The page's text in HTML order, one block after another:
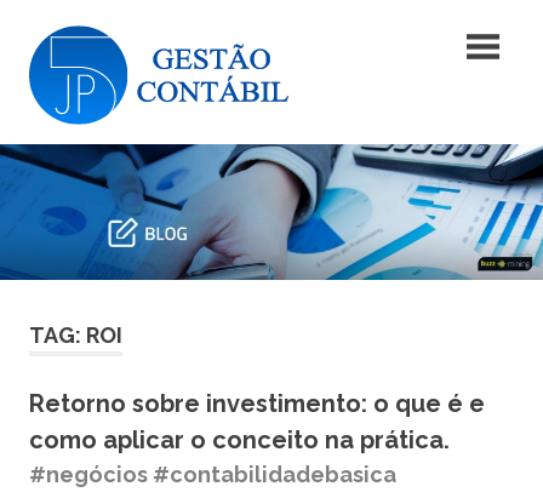
content
JP5
Gestão
Contábil
|
Gestão
Contábil
TAG: ROI
Retorno sobre investimento: o que é e
como aplicar o conceito na prática.
#negócios #contabilidadebasica